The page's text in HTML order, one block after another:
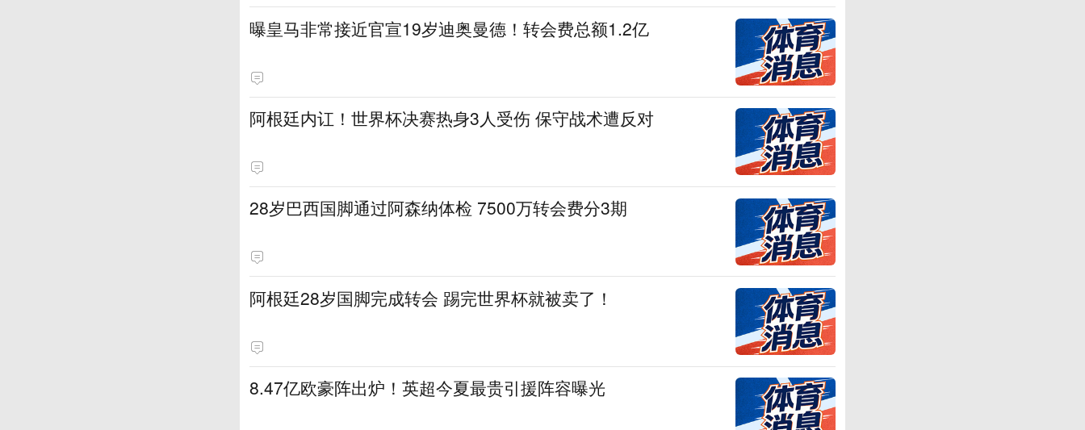
曝皇马非常接近官宣19岁迪奥曼德！转会费总额1.2亿
阿根廷内讧！世界杯决赛热身3人受伤 保守战术遭反对
28岁巴西国脚通过阿森纳体检 7500万转会费分3期
阿根廷28岁国脚完成转会 踢完世界杯就被卖了！
8.47亿欧豪阵出炉！英超今夏最贵引援阵容曝光